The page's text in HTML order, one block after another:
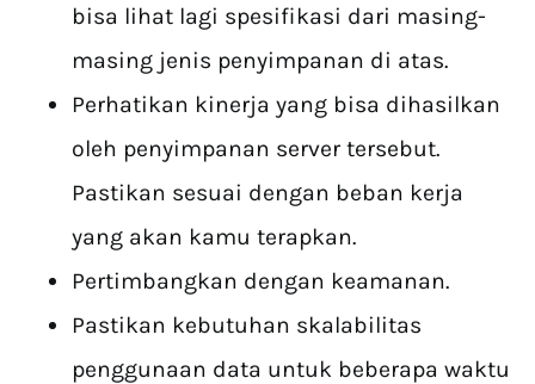
bisa lihat lagi spesifikasi dari masing-
masing jenis penyimpanan di atas.
Perhatikan kinerja yang bisa dihasilkan
oleh penyimpanan server tersebut.
Pastikan sesuai dengan beban kerja
yang akan kamu terapkan.
Pertimbangkan dengan keamanan.
Pastikan kebutuhan skalabilitas
penggunaan data untuk beberapa waktu